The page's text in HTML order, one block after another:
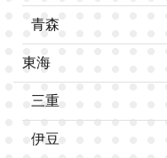
青森
東海
三重
伊豆